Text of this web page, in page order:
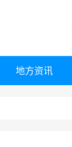
地方资讯